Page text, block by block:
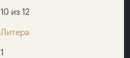
10 из 12
Литера
1